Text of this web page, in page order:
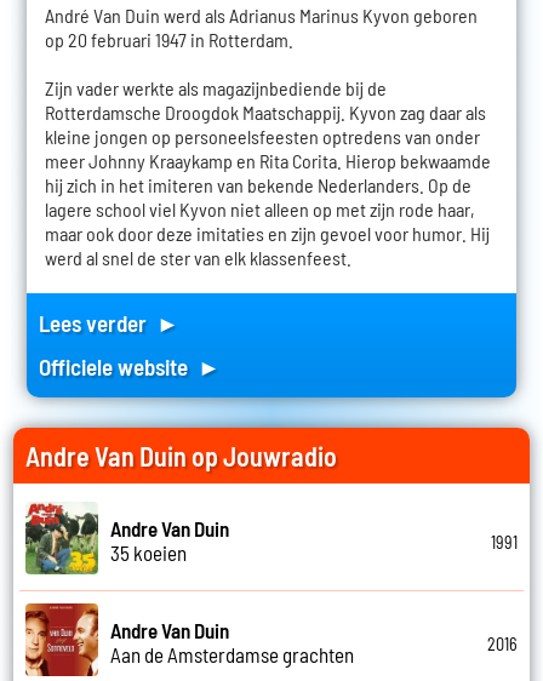
André Van Duin werd als Adrianus Marinus Kyvon geboren
op 20 februari 1947 in Rotterdam.
Zijn vader werkte als magazijnbediende bij de
Rotterdamsche Droogdok Maatschappij. Kyvon zag daar als
kleine jongen op personeelsfeesten optredens van onder
meer Johnny Kraaykamp en Rita Corita. Hierop bekwaamde
hij zich in het imiteren van bekende Nederlanders. Op de
lagere school viel Kyvon niet alleen op met zijn rode haar,
maar ook door deze imitaties en zijn gevoel voor humor. Hij
werd al snel de ster van elk klassenfeest.
Lees verder ►
Officiele website ►
Andre Van Duin op Jouwradio
Andre Van Duin
35 koeien
1991
Andre Van Duin
Aan de Amsterdamse grachten
2016